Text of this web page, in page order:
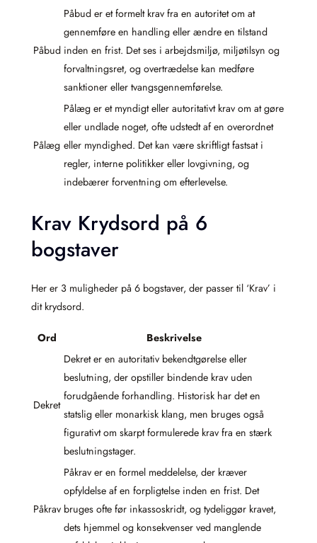
Påbud
Påbud er et formelt krav fra en autoritet om at
gennemføre en handling eller ændre en tilstand
inden en frist. Det ses i arbejdsmiljø, miljøtilsyn og
forvaltningsret, og overtrædelse kan medføre
sanktioner eller tvangsgennemførelse.
Pålæg
Pålæg er et myndigt eller autoritativt krav om at gøre
eller undlade noget, ofte udstedt af en overordnet
eller myndighed. Det kan være skriftligt fastsat i
regler, interne politikker eller lovgivning, og
indebærer forventning om efterlevelse.
Krav Krydsord på 6
bogstaver
Her er 3 muligheder på 6 bogstaver, der passer til ‘Krav’ i
dit krydsord.
Ord Beskrivelse
Dekret
Dekret er en autoritativ bekendtgørelse eller
beslutning, der opstiller bindende krav uden
forudgående forhandling. Historisk har det en
statslig eller monarkisk klang, men bruges også
figurativt om skarpt formulerede krav fra en stærk
beslutningstager.
Påkrav
Påkrav er en formel meddelelse, der kræver
opfyldelse af en forpligtelse inden en frist. Det
bruges ofte før inkassoskridt, og tydeliggør kravet,
dets hjemmel og konsekvenser ved manglende